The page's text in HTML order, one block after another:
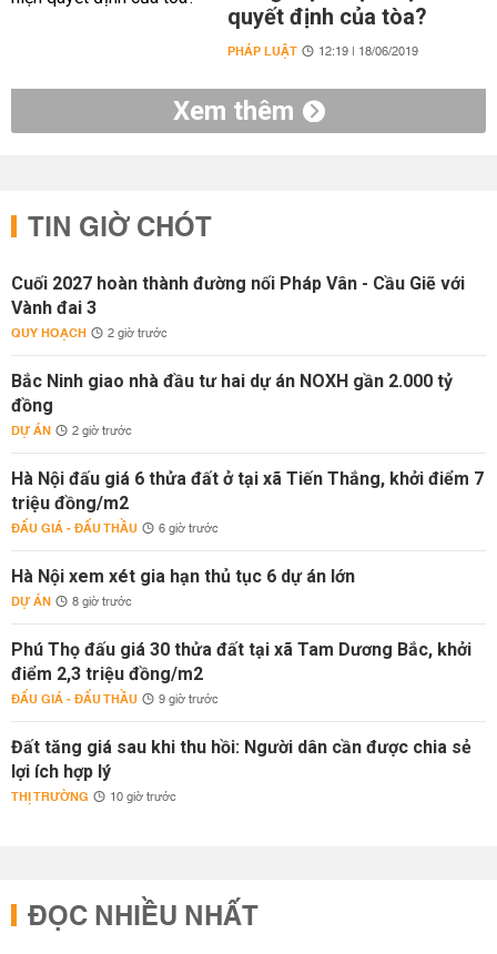
quyết định của tòa?
PHÁP LUẬT 12:19 | 18/06/2019
Xem thêm
TIN GIỜ CHÓT
Cuối 2027 hoàn thành đường nối Pháp Vân - Cầu Giẽ với
Vành đai 3
QUY HOẠCH 2 giờ trước
Bắc Ninh giao nhà đầu tư hai dự án NOXH gần 2.000 tỷ
đồng
DỰ ÁN 2 giờ trước
Hà Nội đấu giá 6 thửa đất ở tại xã Tiến Thắng, khởi điểm 7
triệu đồng/m2
ĐẤU GIÁ - ĐẤU THẦU 6 giờ trước
Hà Nội xem xét gia hạn thủ tục 6 dự án lớn
DỰ ÁN 8 giờ trước
Phú Thọ đấu giá 30 thửa đất tại xã Tam Dương Bắc, khởi
điểm 2,3 triệu đồng/m2
ĐẤU GIÁ - ĐẤU THẦU 9 giờ trước
Đất tăng giá sau khi thu hồi: Người dân cần được chia sẻ
lợi ích hợp lý
THỊ TRƯỜNG 10 giờ trước
ĐỌC NHIỀU NHẤT